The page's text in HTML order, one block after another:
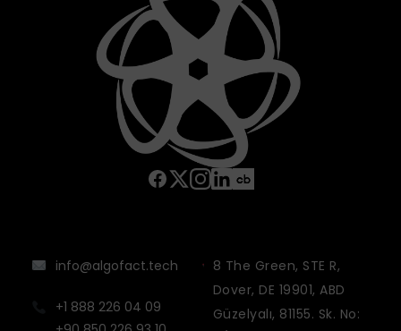
info@algofact.tech
+1 888 226 04 09
8 The Green, STE R,
Dover, DE 19901, ABD
Güzelyalı, 81155. Sk. No: